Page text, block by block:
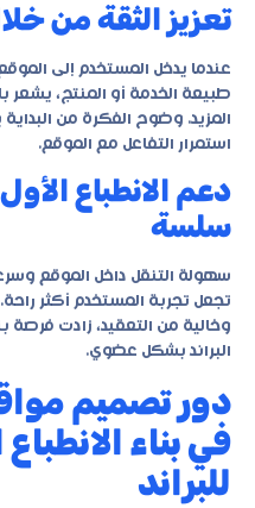
تعزيز الثقة من
عندما يدخل المستخدم إلى
طبيعة الخدمة أو المنتج،
المزيد. وضوح الفكرة من
استمرار التفاعل مع الموقع.
دعم الانطباع
سلسة
سهولة التنقل داخل الموقع
تجعل تجربة المستخدم أكثر
وخالية من التعقيد، زادت فرصة
البراند بشكل عضوي.
دور تصميم
في بناء
للبراند